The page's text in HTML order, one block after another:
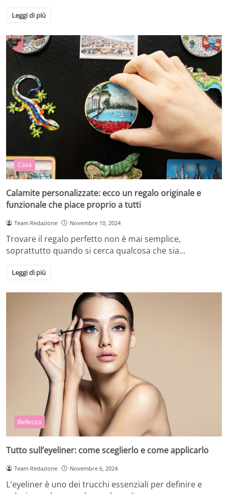
Leggi di più
Casa
Calamite personalizzate: ecco un regalo originale e
funzionale che piace proprio a tutti
Team Redazione Novembre 10, 2024
Trovare il regalo perfetto non è mai semplice,
soprattutto quando si cerca qualcosa che sia…
Leggi di più
Bellezza
Tutto sull’eyeliner: come sceglierlo e come applicarlo
Team Redazione Novembre 6, 2024
L'eyeliner è uno dei trucchi essenziali per definire e